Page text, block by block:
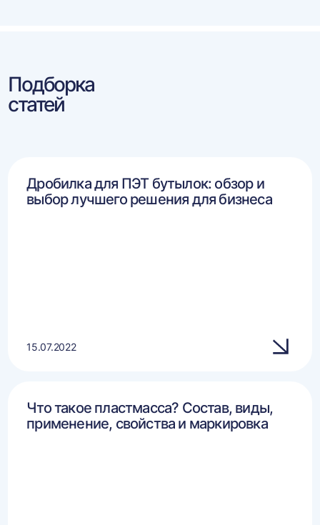
Подборка
статей
Дробилка для ПЭТ бутылок: обзор и
выбор лучшего решения для бизнеса
15.07.2022
Что такое пластмасса? Состав, виды,
применение, свойства и маркировка